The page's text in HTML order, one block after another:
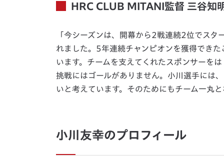
HRC CLUB MITANI監督 三谷知
「今シーズンは、開幕から2戦連続2位でス
れました。5年連続チャンピオンを獲得でき
います。チームを支えてくれたスポンサーを
挑戦にはゴールがありません。小川選手には
いと考えています。そのためにもチーム一丸
小川友幸のプロフィール